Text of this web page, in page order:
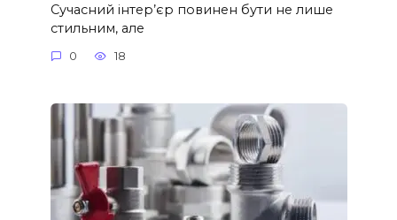
Сучасний інтер’єр повинен бути не лише
стильним, але
0 18